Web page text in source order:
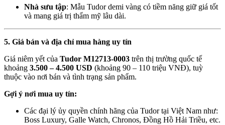
Nhà sưu tập: Mẫu Tudor demi vàng có tiềm năng giữ giá tốt
và mang giá trị thẩm mỹ lâu dài.
5. Giá bán và địa chỉ mua hàng uy tín
Giá niêm yết của Tudor M12713-0003 trên thị trường quốc tế
khoảng 3.500 – 4.500 USD (khoảng 90 – 110 triệu VNĐ), tuỳ
thuộc vào nơi bán và tình trạng sản phẩm.
Gợi ý nơi mua uy tín:
Các đại lý ủy quyền chính hãng của Tudor tại Việt Nam như:
Boss Luxury, Galle Watch, Chronos, Đồng Hồ Hải Triều, etc.